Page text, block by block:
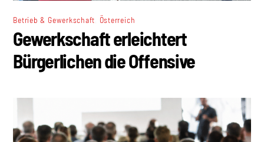
Betrieb & Gewerkschaft Österreich
Gewerkschaft erleichtert
Bürgerlichen die Offensive